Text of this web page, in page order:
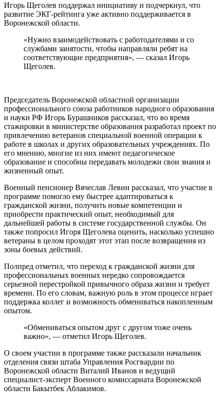
Игорь Щеголев поддержал инициативу и подчеркнул, что
развитие ЭКГ-рейтинга уже активно поддерживается в
Воронежской области.
«Нужно взаимодействовать с работодателями и со
службами занятости, чтобы направляли ребят на
соответствующие предприятия», — сказал Игорь
Щеголев.
Председатель Воронежской областной организации
профессионального союза работников народного образования
и науки РФ Игорь Бурашников рассказал, что во время
стажировки в министерстве образования разработал проект по
привлечению ветеранов специальной военной операции к
работе в школах и других образовательных учреждениях. По
его мнению, многие из них имеют педагогическое
образование и способны передавать молодежи свои знания и
жизненный опыт.
Военный пенсионер Вячеслав Левин рассказал, что участие в
программе помогло ему быстрее адаптироваться к
гражданской жизни, получить новые компетенции и
приобрести практический опыт, необходимый для
дальнейшей работы в системе государственной службы. Он
также попросил Игоря Щеголева оценить, насколько успешно
ветераны в целом проходят этот этап после возвращения из
зоны боевых действий.
Полпред отметил, что переход к гражданской жизни для
профессиональных военных нередко сопровождается
серьезной перестройкой привычного образа жизни и требует
времени. По его словам, важную роль в этом процессе играет
поддержка коллег и возможность обмениваться накопленным
опытом.
«Обмениваться опытом друг с другом тоже очень
важно», — отметил Игорь Щеголев.
О своем участии в программе также рассказали начальник
отделения связи штаба Управления Росгвардии по
Воронежской области Виталий Иванов и ведущий
специалист-эксперт Военного комиссариата Воронежской
области Бакытбек Аблакимов.